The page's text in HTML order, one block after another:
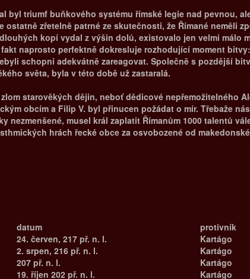
byl triumf buňkového systému římské legie nad pevnou,
ostatně zřetelně patrné ze skutečnosti, že Římané neměli
kopí vydal z výšin dolů, existovalo jen velmi
naprosto perfektně dokresluje rozhodující moment
schopni adekvátně zareagovat. Společně s pozdější
světa, byla v této době už zastaralá.
starověkých dějin, neboť dědicové nepřemožitelného
obcím a Filip V. byl přinucen požádat o mír. Třebaže
nezmenšené, musel král zaplatit Římanům 1000 talentů
hrách řecké obce za osvobozené od
datum protivník
24. červen, 217 př. n. l. Kartágo
2. srpen, 216 př. n. l. Kartágo
207 př. n. l. Kartágo
19. říjen 202 př. n. l. Kartágo